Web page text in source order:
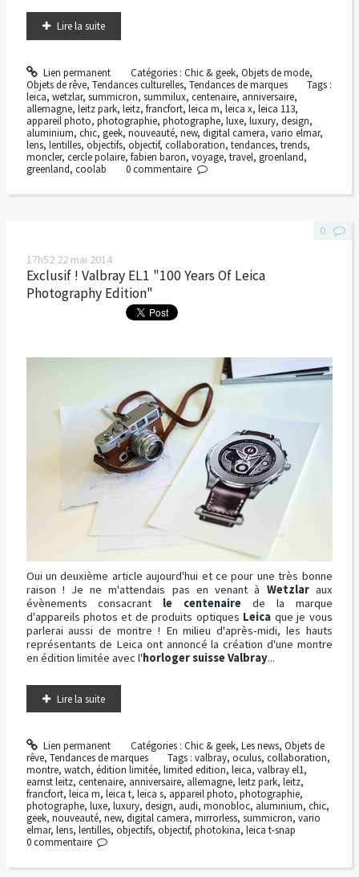
Lire la suite
Lien permanent Catégories : Chic & geek, Objets de mode,
Objets de rêve, Tendances culturelles, Tendances de marques
Tags :
leica, wetzlar, summicron, summilux, centenaire, anniversaire,
allemagne, leitz park, leitz, francfort, leica m, leica x, leica 113,
appareil photo, photographie, photographe, luxe, luxury, design,
aluminium, chic, geek, nouveauté, new, digital camera, vario elmar,
lens, lentilles, objectifs, objectif, collaboration, tendances, trends,
moncler, cercle polaire, fabien baron, voyage, travel, groenland,
greenland, coolab 0commentaire
17h52 22 mai 2014
Exclusif ! Valbray EL1 "100 Years Of Leica
Photography Edition"
Oui un deuxième article aujourd'hui et ce pour une très bonne
raison ! Je ne m'attendais pas en venant à Wetzlaraux
évènements consacrant le centenaire de la marque
d'appareils photos et de produits optiques Leica que je vous
parlerai aussi de montre ! En milieu d'après-midi, les hauts
représentants de Leica ont annoncé la création d'une montre
en édition limitée avec l' horloger suisse Valbray...
Lire la suite
Lien permanent Catégories : Chic & geek, Les news, Objets de
rêve, Tendances de marques Tags :valbray,oculus,collaboration,
montre, watch, édition limitée, limited edition, leica, valbray el1,
earnst leitz, centenaire, anniversaire, allemagne, leitz park, leitz,
francfort, leica m, leica t, leica s, appareil photo, photographie,
photographe, luxe, luxury, design, audi, monobloc, aluminium, chic,
geek, nouveauté, new, digital camera, mirrorless, summicron, vario
elmar, lens, lentilles, objectifs, objectif, photokina, leica t-snap
0
0 commentaire